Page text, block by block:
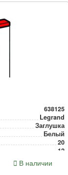
638125
Legrand
Заглушка
Белый
20
12
В наличии